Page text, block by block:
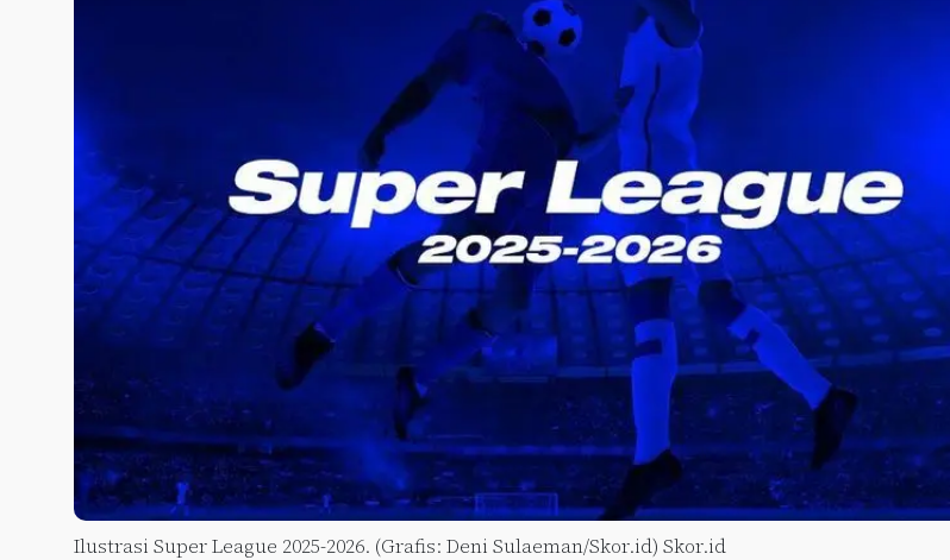
Ilustrasi Super League 2025-2026. (Grafis: Deni Sulaeman/Skor.id) Skor.id